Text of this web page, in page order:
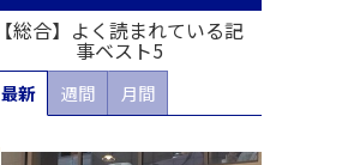
【総合】よく読まれている記
事ベスト5
最新 週間 月間